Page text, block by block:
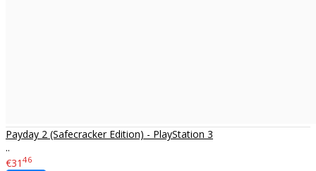
Payday 2 (Safecracker Edition) - PlayStation 3
..
€31 46